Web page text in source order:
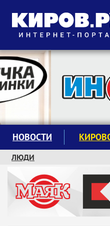
Следите за новостями:
НОВОСТИ
ЛЮДИ
КРУЖКИ И СЕКЦИИ
ЗАВОДУ "МАЯК" 85 ЛЕТ
ЭКОЛОГИЯ